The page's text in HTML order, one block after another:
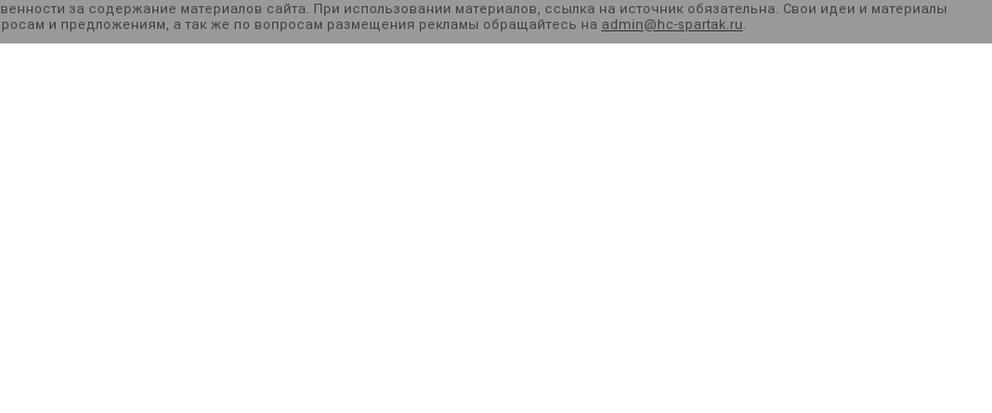
за содержание материалов сайта. При использовании материалов, ссылка на источник обязательна. Cвои идеи и материалы
и предложениям, а так же по вопросам размещения рекламы обращайтесь на admin@hc-spartak.ru.